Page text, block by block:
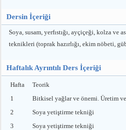
Dersin İçeriği
Soya, susam, yerfıstığı, ayçiçeği, kolza
teknikleri (toprak hazırlığı, ekim nöbeti,
Haftalık Ayrıntılı Ders İçeriği
Hafta
Teorik
1
Bitkisel yağlar ve önemi. Üretim
2
Soya yetiştirme tekniği
3
Soya yetiştirme tekniği